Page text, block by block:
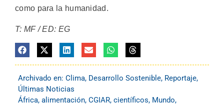
como para la humanidad.
T: MF / ED: EG
Archivado en: Clima, Desarrollo Sostenible, Reportaje,
Últimas Noticias
África, alimentación, CGIAR, científicos, Mundo,